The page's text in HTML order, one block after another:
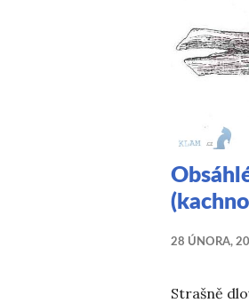
28 ÚNORA,
Strašně